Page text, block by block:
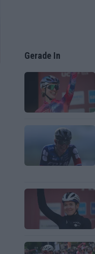
Gerade In